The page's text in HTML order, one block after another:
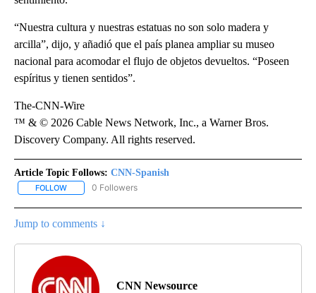
“Nuestra cultura y nuestras estatuas no son solo madera y
arcilla”, dijo, y añadió que el país planea ampliar su museo
nacional para acomodar el flujo de objetos devueltos. “Poseen
espíritus y tienen sentidos”.
The-CNN-Wire
™ & © 2026 Cable News Network, Inc., a Warner Bros.
Discovery Company. All rights reserved.
Article Topic Follows: CNN-Spanish
FOLLOW FOLLOW "CNN-SPANISH" TO RECEIVE NOTIFICATIONS ABOUT
0 Followers
Jump to comments ↓
CNN Newsource